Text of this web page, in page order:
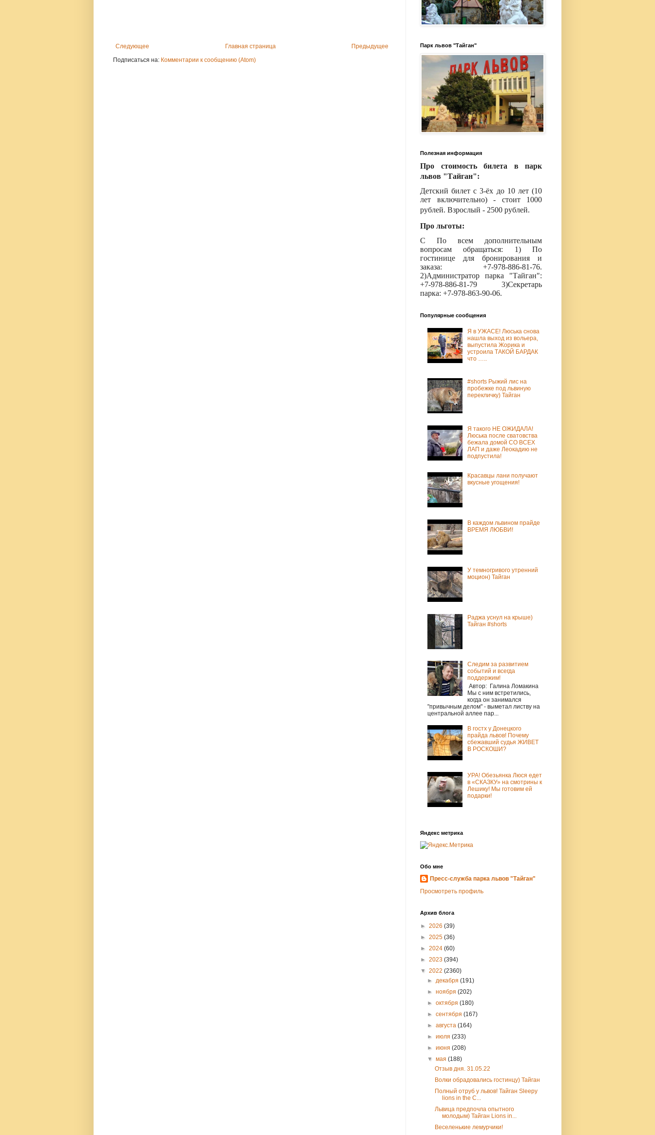
Следующее Предыдущее
Главная страница
Подписаться на: Комментарии к сообщению (Atom)
Парк львов "Тайган"
Полезная информация
Про стоимость билета в парк
львов "Тайган":
Детский билет с 3-ёх до 10 лет (10
лет включительно) - стоит 1000
рублей. Взрослый - 2500 рублей.
Про льготы:
С По всем дополнительным
вопросам обращаться: 1) По
гостинице для бронирования и
заказа: +7-978-886-81-76.
2)Администратор парка "Тайган":
+7-978-886-81-79 3)Секретарь
парка: +7-978-863-90-06.
Популярные сообщения
Я в УЖАСЕ! Люська снова
нашла выход из вольера,
выпустила Жорика и
устроила ТАКОЙ БАРДАК
что …..
#shorts Рыжий лис на
пробежке под львиную
перекличку) Тайган
Я такого НЕ ОЖИДАЛА!
Люська после сватовства
бежала домой СО ВСЕХ
ЛАП и даже Леокадию не
подпустила!
Красавцы лани получают
вкусные угощения!
В каждом львином прайде
ВРЕМЯ ЛЮБВИ!
У темногривого утренний
моцион) Тайган
Раджа уснул на крыше)
Тайган #shorts
Следим за развитием
событий и всегда
поддержим!
Автор: Галина Ломакина
Мы с ним встретились,
когда он занимался
"привычным делом" - выметал листву на
центральной аллее пар...
В гостх у Донецкого
прайда львов! Почему
сбежавший судья ЖИВЕТ
В РОСКОШИ?
УРА! Обезьянка Люся едет
в «СКАЗКУ» на смотрины к
Лешику! Мы готовим ей
подарки!
Яндекс метрика
Обо мне
Пресс-служба парка львов "Тайган"
Просмотреть профиль
Архив блога
► 2026 (39)
► 2025 (36)
► 2024 (60)
► 2023 (394)
▼ 2022 (2360)
► декабря(191)
►ноября(202)
►октября(180)
►сентября(167)
►августа(164)
►июля(233)
►июня(208)
▼мая(188)
Отзыв дня. 31.05.22
Волки обрадовались гостинцу) Тайган
Полный отруб у львов! Тайган Sleepy
lions in the C...
Львица предпочла опытного
молодым) Тайган Lions in...
Веселенькие лемурчики!